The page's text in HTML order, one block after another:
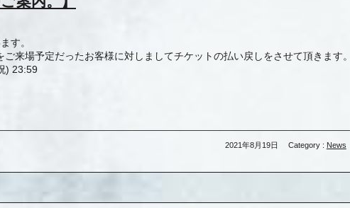
す。
来場予定だったお客様に対しましてチケットの払い戻しをさせて頂きます。
) 23:59
2021年8月19日 Category : News